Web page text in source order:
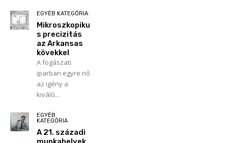
EGYÉB KATEGÓRIA
Mikroszkopiku
s precizitás
az Arkansas
kövekkel
A fogászati
iparban egyre nő
az igény a
kiváló...
EGYÉB
KATEGÓRIA
A 21. századi